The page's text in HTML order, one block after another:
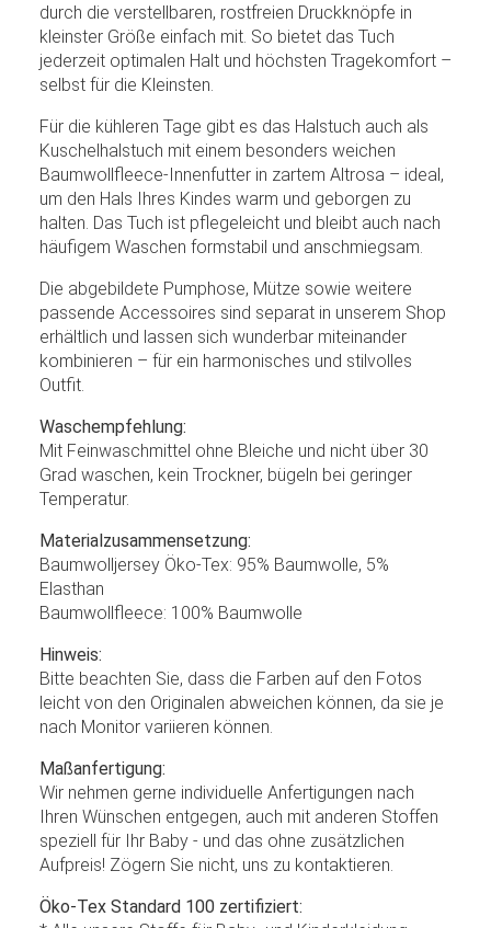
durch die verstellbaren, rostfreien Druckknöpfe in
kleinster Größe einfach mit. So bietet das Tuch
jederzeit optimalen Halt und höchsten Tragekomfort –
selbst für die Kleinsten.
Für die kühleren Tage gibt es das Halstuch auch als
Kuschelhalstuch mit einem besonders weichen
Baumwollfleece-Innenfutter in zartem Altrosa – ideal,
um den Hals Ihres Kindes warm und geborgen zu
halten. Das Tuch ist pflegeleicht und bleibt auch nach
häufigem Waschen formstabil und anschmiegsam.
Die abgebildete Pumphose, Mütze sowie weitere
passende Accessoires sind separat in unserem Shop
erhältlich und lassen sich wunderbar miteinander
kombinieren – für ein harmonisches und stilvolles
Outfit.
Waschempfehlung:
Mit Feinwaschmittel ohne Bleiche und nicht über 30
Grad waschen, kein Trockner, bügeln bei geringer
Temperatur.
Materialzusammensetzung:
Baumwolljersey Öko-Tex: 95% Baumwolle, 5%
Elasthan
Baumwollfleece: 100% Baumwolle
Hinweis:
Bitte beachten Sie, dass die Farben auf den Fotos
leicht von den Originalen abweichen können, da sie je
nach Monitor variieren können.
Maßanfertigung:
Wir nehmen gerne individuelle Anfertigungen nach
Ihren Wünschen entgegen, auch mit anderen Stoffen
speziell für Ihr Baby - und das ohne zusätzlichen
Aufpreis! Zögern Sie nicht, uns zu kontaktieren.
Öko-Tex Standard 100 zertifiziert: